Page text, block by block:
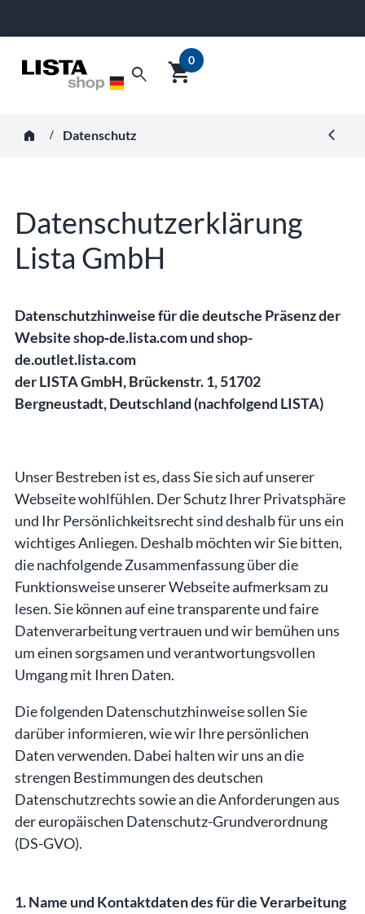
Suche nach Artikelnummer
search
Warenkorb-
shopping_cart0
home horizontal_rule Datenschutz
Datenschutzerklärung
Lista GmbH
Datenschutzhinweise für die deutsche Präsenz der
Website shop‑de.lista.com und shop-
de.outlet.lista.com
der LISTA GmbH, Brückenstr. 1, 51702
Bergneustadt, Deutschland (nachfolgend LISTA)
Unser Bestreben ist es, dass Sie sich auf unserer
Webseite wohlfühlen. Der Schutz Ihrer Privatsphäre
und Ihr Persönlichkeitsrecht sind deshalb für uns ein
wichtiges Anliegen. Deshalb möchten wir Sie bitten,
die nachfolgende Zusammenfassung über die
Funktionsweise unserer Webseite aufmerksam zu
lesen. Sie können auf eine transparente und faire
Datenverarbeitung vertrauen und wir bemühen uns
um einen sorgsamen und verantwortungsvollen
Umgang mit Ihren Daten.
Die folgenden Datenschutzhinweise sollen Sie
darüber informieren, wie wir Ihre persönlichen
Daten verwenden. Dabei halten wir uns an die
strengen Bestimmungen des deutschen
Datenschutzrechts sowie an die Anforderungen aus
der europäischen Datenschutz-Grundverordnung
(DS-GVO).
1. Name und Kontaktdaten des für die Verarbeitung